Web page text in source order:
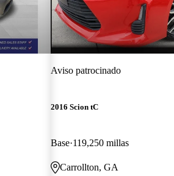
Aviso patrocinado
2016 Scion tC
Base 119,250 millas
Carrollton, GA